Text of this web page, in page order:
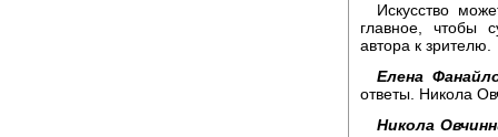
Искусство
главное, чтобы
автора к зрителю.
Елена
ответы. Никола
Никола